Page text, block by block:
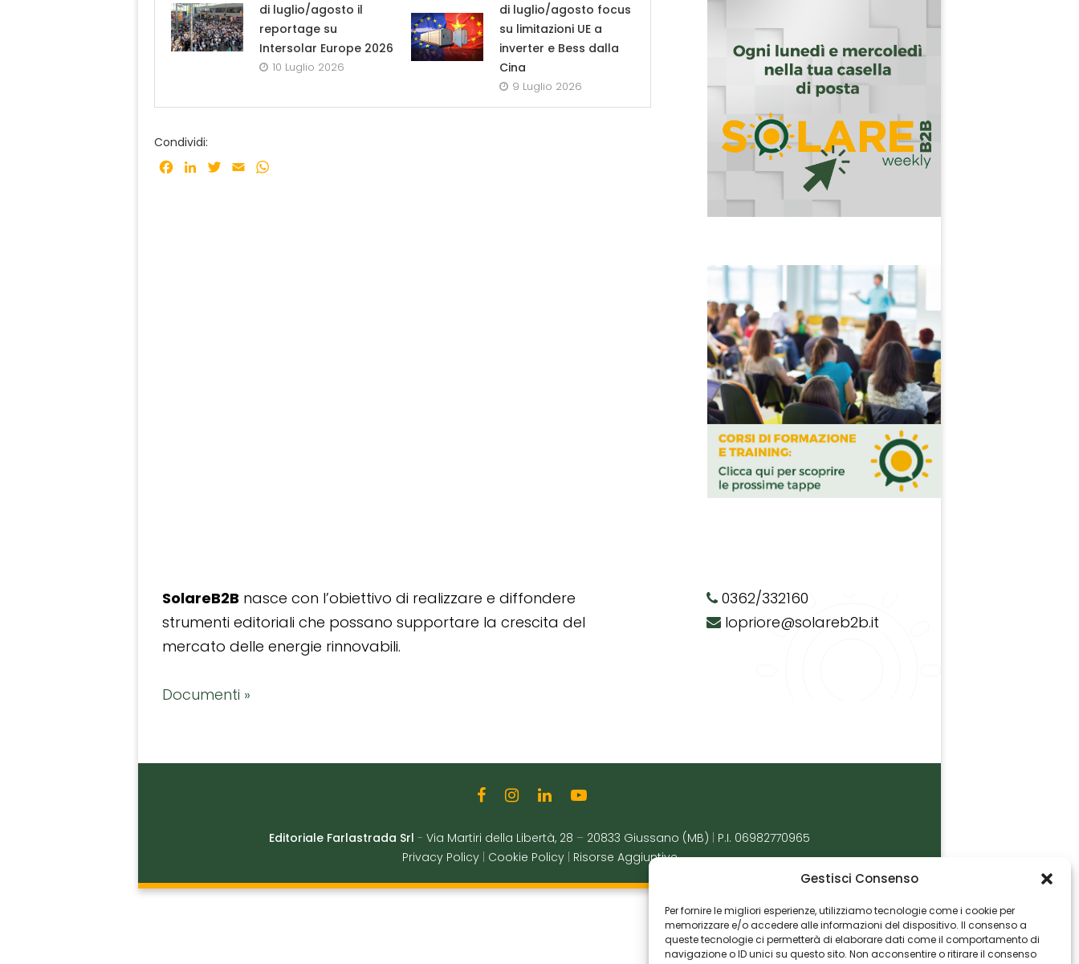
Gestisci Consenso
Per fornire le migliori esperienze, utilizziamo tecnologie come i cookie per
memorizzare e/o accedere alle informazioni del dispositivo. Il consenso a
queste tecnologie ci permetterà di elaborare dati come il comportamento di
navigazione o ID unici su questo sito. Non acconsentire o ritirare il consenso
di luglio/agosto il
reportage su
Intersolar Europe 2026
10 Luglio 2026
di luglio/agosto focus
su limitazioni UE a
inverter e Bess dalla
Cina
9 Luglio 2026
Condividi:
Facebook
LinkedInTwitter
Email
SolareB2B nasce con l’obiettivo di realizzare e diffondere
strumenti editoriali che possano supportare la crescita del
mercato delle energie rinnovabili.
Documenti »
0362/332160
lopriore@solareb2b.it
Editoriale Farlastrada Srl - Via Martiri della Libertà, 28 – 20833 Giussano (MB)
P.I. 06982770965
Privacy Policy
Cookie Policy Risorse Aggiuntive